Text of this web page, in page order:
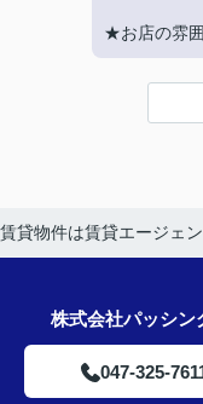
★お店の雰
か？
LINEでのコ
貸物件は賃貸エージェ
株式会社パッシン
047-325-